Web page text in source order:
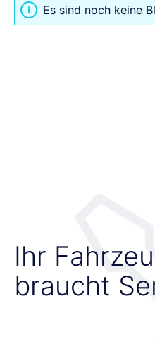
Es sind noch keine
Ihr
braucht